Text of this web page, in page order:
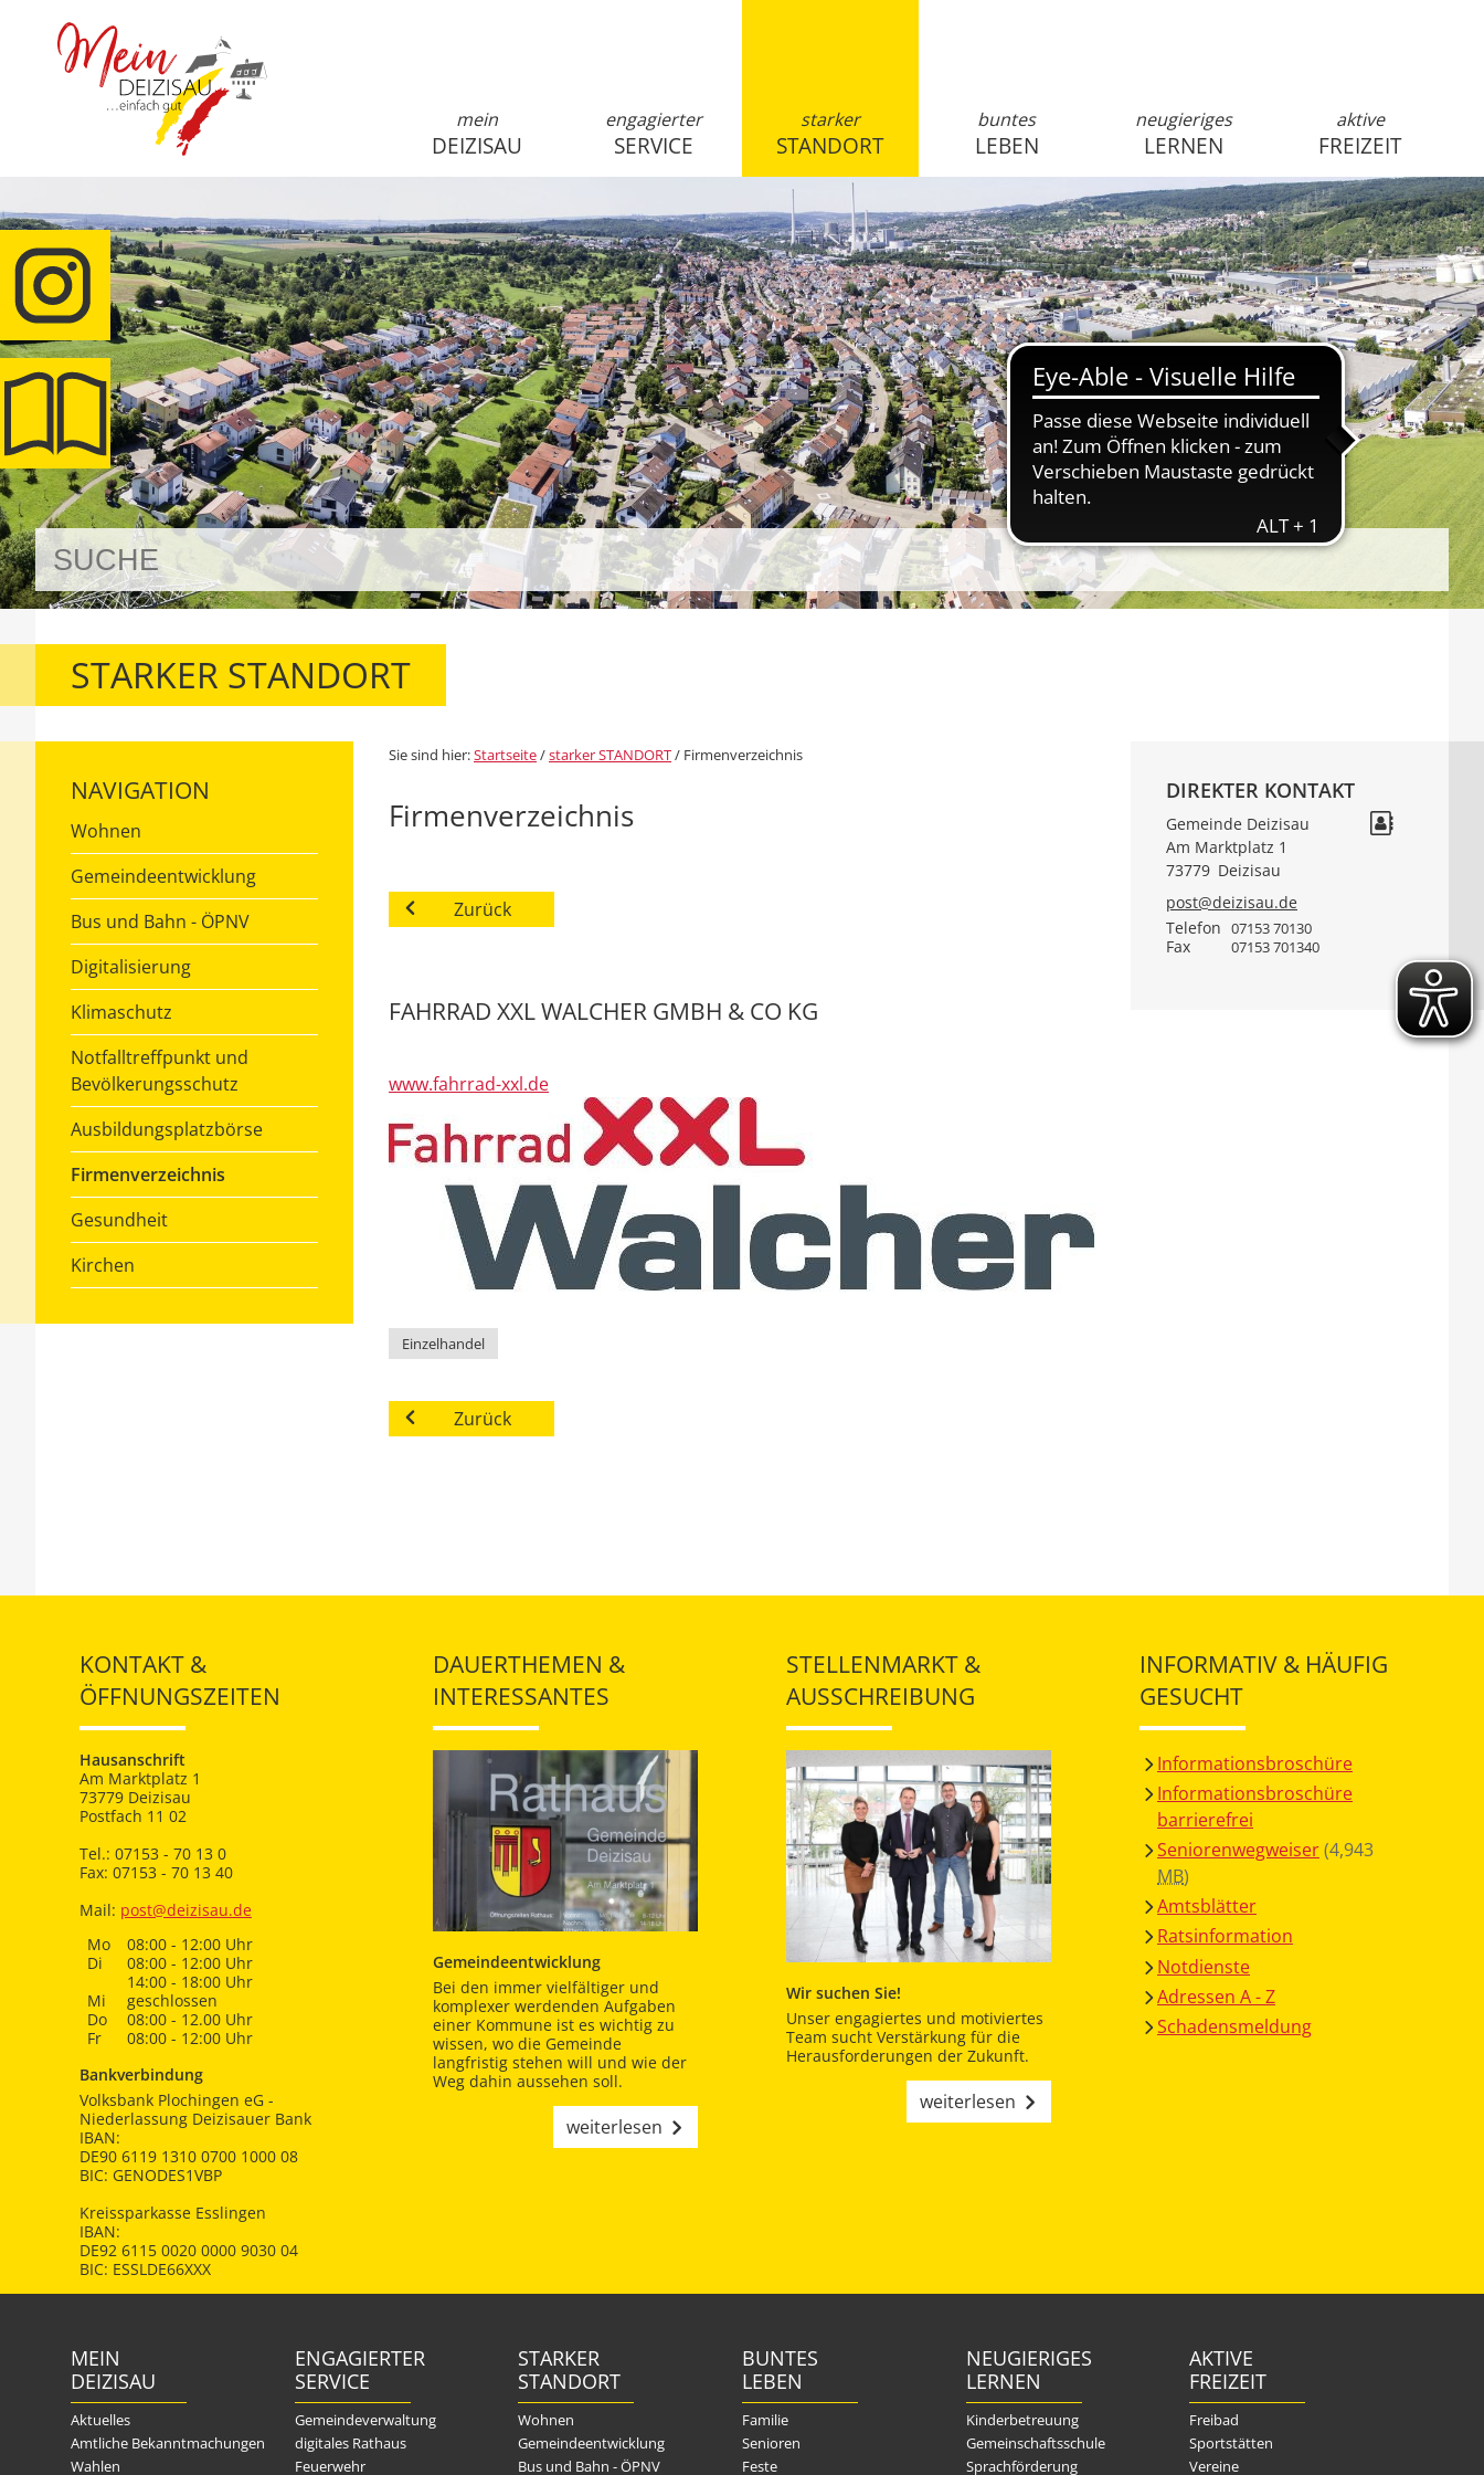
anmelden
mein
DEIZISAU
engagierter
SERVICE
starker
STANDORT
buntes
LEBEN
neugieriges
LERNEN
aktive
FREIZEIT
STARKER STANDORT
NAVIGATION
Wohnen
Gemeindeentwicklung
Bus und Bahn - ÖPNV
Digitalisierung
Klimaschutz
Notfalltreffpunkt und
Bevölkerungsschutz
Ausbildungsplatzbörse
Firmenverzeichnis
Gesundheit
Kirchen
Sie sind hier:Startseite/starker STANDORT/ Firmenverzeichnis
Firmenverzeichnis
Zurück
FAHRRAD XXL WALCHER GMBH & CO KG
www.fahrrad-xxl.de
Einzelhandel
Zurück
DIREKTER KONTAKT
Gemeinde Deizisau
Am Marktplatz 1
73779 Deizisau
post@deizisau.de
Telefon 07153 70130
Fax 07153 701340
KONTAKT &
ÖFFNUNGSZEITEN
Hausanschrift
Am Marktplatz 1
73779 Deizisau
Postfach 11 02
Tel.: 07153 - 70 13 0
Fax: 07153 - 70 13 40
Mail: post@deizisau.de
Mo
08:00 - 12:00 Uhr
Di
08:00 - 12:00 Uhr
14:00 - 18:00 Uhr
Mi
geschlossen
Do
08:00 - 12.00 Uhr
Fr
08:00 - 12:00 Uhr
Bankverbindung
Volksbank Plochingen eG -
Niederlassung Deizisauer Bank
IBAN:
DE90 6119 1310 0700 1000 08
BIC: GENODES1VBP
Kreissparkasse Esslingen
IBAN:
DE92 6115 0020 0000 9030 04
BIC: ESSLDE66XXX
DAUERTHEMEN &
INTERESSANTES
Gemeindeentwicklung
Bei den immer vielfältiger und
komplexer werdenden Aufgaben
einer Kommune ist es wichtig zu
wissen, wo die Gemeinde
langfristig stehen will und wie der
Weg dahin aussehen soll.
weiterlesen
STELLENMARKT &
AUSSCHREIBUNG
Wir suchen Sie!
Unser engagiertes und motiviertes
Team sucht Verstärkung für die
Herausforderungen der Zukunft.
weiterlesen
INFORMATIV & HÄUFIG
GESUCHT
Informationsbroschüre
Informationsbroschüre
barrierefrei
Seniorenwegweiser(4,943
MB)
Amtsblätter
Ratsinformation
Notdienste
Adressen A - Z
Schadensmeldung
MEIN
DEIZISAU
Aktuelles
Amtliche Bekanntmachungen
Wahlen
ENGAGIERTER
SERVICE
Gemeindeverwaltung
digitales Rathaus
Feuerwehr
STARKER
STANDORT
Wohnen
Gemeindeentwicklung
Bus und Bahn - ÖPNV
BUNTES
LEBEN
Familie
Senioren
Feste
NEUGIERIGES
LERNEN
Kinderbetreuung
Gemeinschaftsschule
Sprachförderung
AKTIVE
FREIZEIT
Freibad
Sportstätten
Vereine